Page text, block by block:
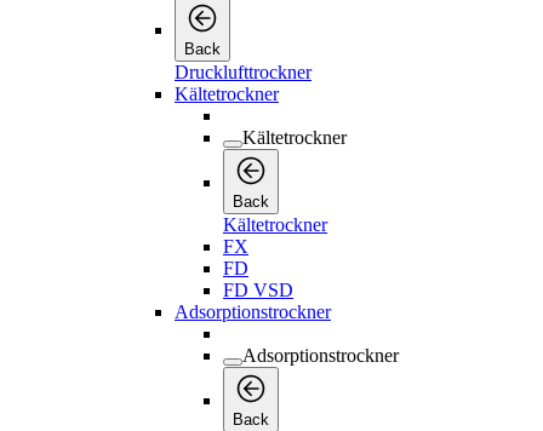
Back
Drucklufttrockner
Kältetrockner
Kältetrockner
Back
Kältetrockner
FX
FD
FD VSD
Adsorptionstrockner
Adsorptionstrockner
Back